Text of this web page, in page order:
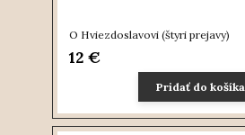
O Hviezdoslavovi (štyri prejavy)
12 €
Pridať do košíka